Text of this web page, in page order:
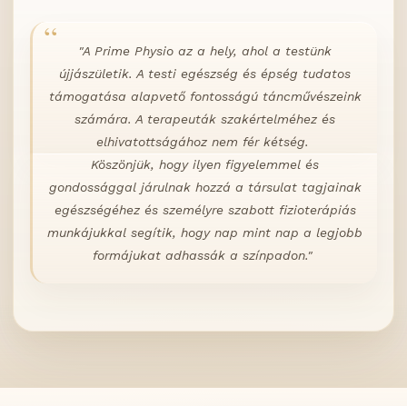
"A Prime Physio az a hely, ahol a testünk
újjászületik. A testi egészség és épség tudatos
támogatása alapvető fontosságú táncművészeink
számára. A terapeuták szakértelméhez és
elhivatottságához nem fér kétség.
Köszönjük, hogy ilyen figyelemmel és
gondossággal járulnak hozzá a társulat tagjainak
egészségéhez és személyre szabott fizioterápiás
munkájukkal segítik, hogy nap mint nap a legjobb
formájukat adhassák a színpadon."